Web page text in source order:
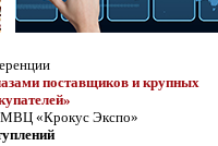
поставщиков и крупных
МВЦ «Крокус Экспо»